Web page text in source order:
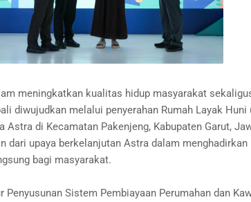
meningkatkan kualitas hidup masyarakat
diwujudkan melalui penyerahan Rumah Layak Huni
Astra di Kecamatan Pakenjeng, Kabupaten Garut,
dari upaya berkelanjutan Astra dalam menghadirkan
bagi masyarakat.
Sistem Pembiayaan Perumahan dan